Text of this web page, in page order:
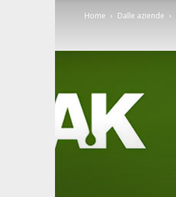
Home Dalle aziende